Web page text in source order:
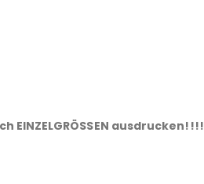
ausdrucken!!!!